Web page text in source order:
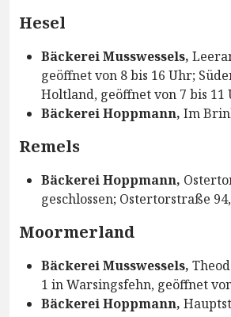
Hesel
Bäckerei Musswessels,
geöffnet von 8 bis 16 Uhr;
Holtland, geöffnet von 7 bis 11
Bäckerei Hoppmann, Im
Remels
Bäckerei Hoppmann,
geschlossen; Ostertorstraße
Moormerland
Bäckerei Musswessels,
1 in Warsingsfehn, geöffnet
Bäckerei Hoppmann,